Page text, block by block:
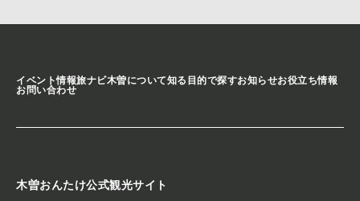
イベント情報旅ナビ木曽について知る 目的で探すお知らせお役立ち情報
お問い合わせ
木曽おんたけ公式観光サイト